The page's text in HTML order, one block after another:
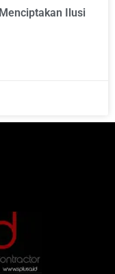
Ilusi